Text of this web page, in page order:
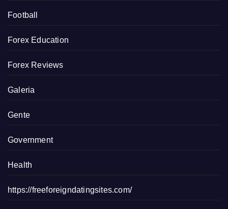
Football
Forex Education
Forex Reviews
Galeria
Gente
Government
Health
https://freeforeigndatingsites.com/